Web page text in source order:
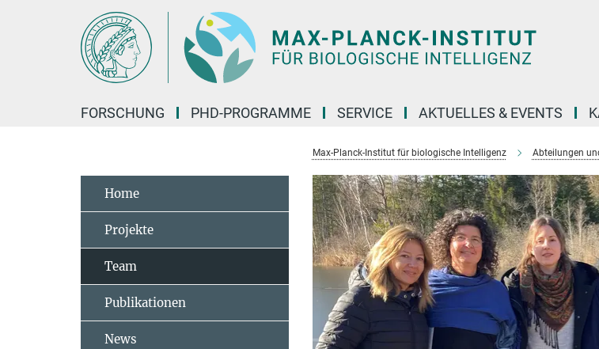
FORSCHUNG PHD-PROGRAMME SERVICE AKTUELLES & EVENTS
Max-Planck-Institut für biologische Intelligenz Abteilungen
Home
Projekte
Team
Publikationen
News